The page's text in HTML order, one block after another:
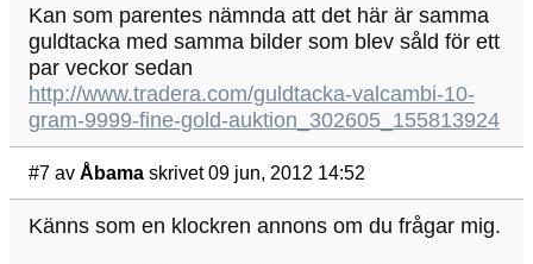
Kan som parentes nämnda att det här är samma
guldtacka med samma bilder som blev såld för ett
par veckor sedan
http://www.tradera.com/guldtacka-valcambi-10-
gram-9999-fine-gold-auktion_302605_155813924
#7 av Åbama skrivet 09 jun, 2012 14:52
Känns som en klockren annons om du frågar mig.